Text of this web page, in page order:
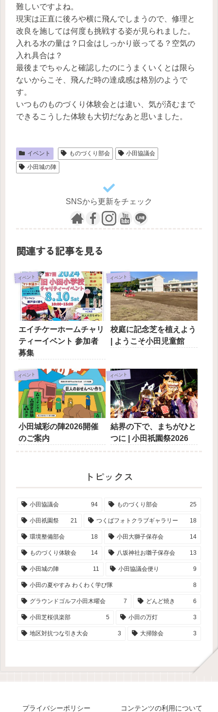
難しいですよね。
現実は正直に後ろや横に飛んでしまうので、修理と
改良を施しては何度も挑戦する姿が見られました。
入れる水の量は？口金はしっかり嵌ってる？空気の
入れ具合は？
最後までちゃんと確認したのにうまくいくとは限ら
ないからこそ、飛んだ時の達成感は格別のようで
す。
いつものものづくり体験会とは違い、気が済むまで
できるこうした体験も大切だなあと思いました。
イベント ものづくり部会
小田協議会
小田城の陣
SNSから更新をチェック
関連する記事を見る
イベント
エイチケーホームチャリ
ティーイベント 参加者
募集
イベント
校庭に記念芝を植えよう
| ようこそ小田児童館
イベント
小田城彩の陣2026開催
のご案内
イベント
結界の下で、まちがひと
つに | 小田祇園祭2026
トピックス
小田協議会 94 ものづくり部会 25
小田祇園祭 21 つくばフォトクラブギャラリー 18
環境整備部会 18 小田大獅子保存会 14
ものづくり体験会 14 八坂神社お囃子保存会 13
小田城の陣 11 小田協議会便り 9
小田の夏やすみ わくわく学び隊 8
グラウンドゴルフ小田木曜会 7 どんど焼き 6
小田芝桜倶楽部 5 小田の万灯 3
地区対抗つな引き大会 3 大掃除会 3
プライバシーポリシー コンテンツの利用について